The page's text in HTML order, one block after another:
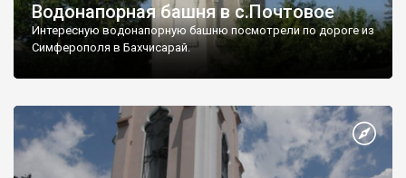
Водонапорная башня в с.Почтовое
Интересную водонапорную башню посмотрели по дороге из
Симферополя в Бахчисарай.